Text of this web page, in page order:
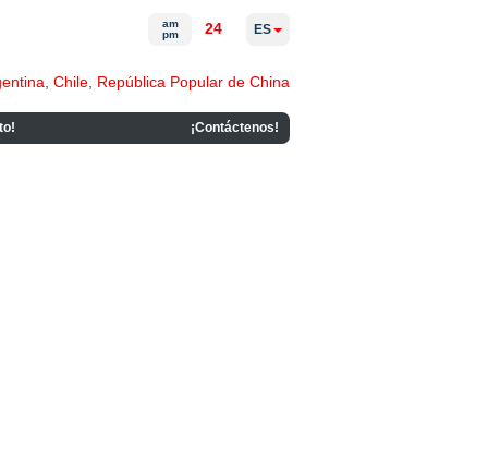
Chile República Popular de China
¡Contáctenos!
am
pm
24 ES